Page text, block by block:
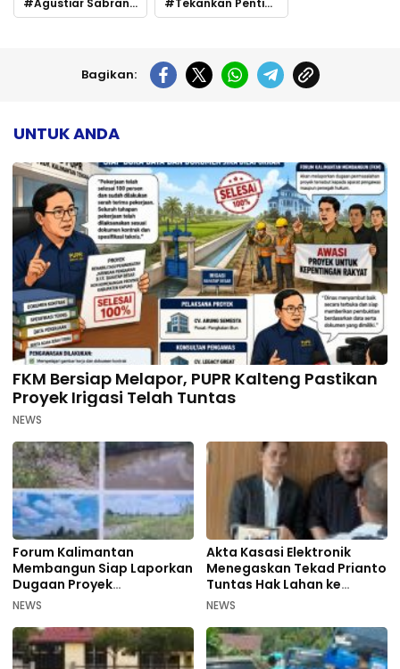
Agustiar Sabran Perkuat Sinergi dengan Insan Pers Tekankan Pentingnya Falsafah Huma Betang
Bagikan:
UNTUK ANDA
FKM Bersiap Melapor, PUPR Kalteng Pastikan
Proyek Irigasi Telah Tuntas
NEWS
Forum Kalimantan
Membangun Siap Laporkan
Dugaan Proyek
Bermasalah PUPR Kalteng
NEWS
Akta Kasasi Elektronik
Menegaskan Tekad Prianto
Tuntas Hak Lahan ke
Mahkamah Agung
NEWS